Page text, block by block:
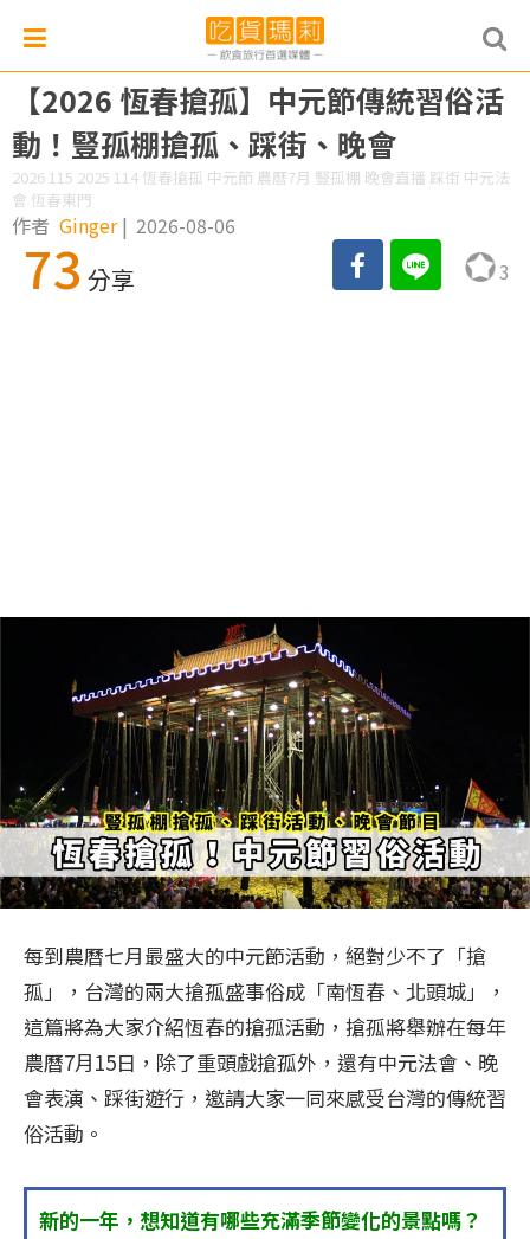
【2026 恆春搶孤】中元節傳統習俗活
動！豎孤棚搶孤、踩街、晚會
2026 115 2025 114 恆春搶孤 中元節 農曆7月 豎孤棚 晚會直播 踩街 中元法
會 恆春東門
作者 Ginger| 2026-08-06
73 分享 3
每到農曆七月最盛大的中元節活動，絕對少不了「搶
孤」，台灣的兩大搶孤盛事俗成「南恆春、北頭城」，
這篇將為大家介紹恆春的搶孤活動，搶孤將舉辦在每年
農曆7月15日，除了重頭戲搶孤外，還有中元法會、晚
會表演、踩街遊行，邀請大家一同來感受台灣的傳統習
俗活動。
新的一年，想知道有哪些充滿季節變化的景點嗎？